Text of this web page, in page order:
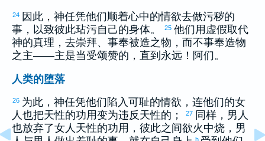
24 因此，神任凭他们顺着心中的情欲去做污秽的
事，以致彼此玷污自己的身体。
25 他们用虚假取代
神的真理，去崇拜、事奉被造之物，而不事奉造物
之主——主是当受颂赞的，直到永远！阿们。
人类的堕落
26 为此，神任凭他们陷入可耻的情欲，连他们的女
人也把天性的功用变为违反天性的；
27 同样，男人
也放弃了女人天性的功用，彼此之间欲火中烧，男
h